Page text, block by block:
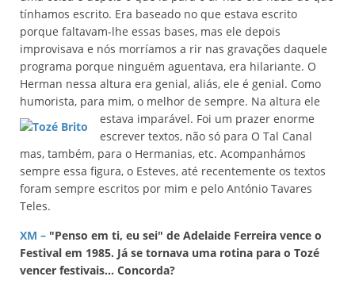
tínhamos escrito. Era baseado no que estava escrito
porque faltavam-lhe essas bases, mas ele depois
improvisava e nós morríamos a rir nas gravações daquele
programa porque ninguém aguentava, era hilariante. O
Herman nessa altura era genial, aliás, ele é genial. Como
humorista, para mim, o melhor de sempre. Na altura ele
estava imparável. Foi um prazer enorme
escrever textos, não só para O Tal Canal
mas, também, para o Hermanias, etc. Acompanhámos
sempre essa figura, o Esteves, até recentemente os textos
foram sempre escritos por mim e pelo António Tavares
Teles.
XM – "Penso em ti, eu sei" de Adelaide Ferreira vence o
Festival em 1985. Já se tornava uma rotina para o Tozé
vencer festivais... Concorda?